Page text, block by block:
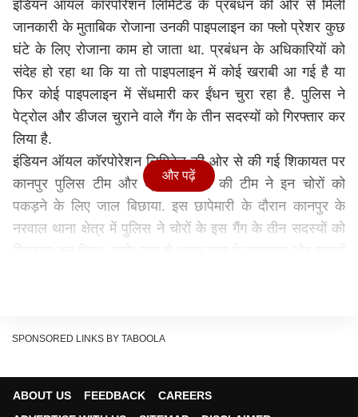
इंडियन ऑयल कॉरपोरेशन लिमिटेड के प्रबंधन की ओर से मिली
जानकारी के मुताबिक रोजाना उनकी पाइपलाइन का फ्लो प्रेशर कुछ
घंटे के लिए रोजाना काम हो जाता था. प्रबंधन के अधिकारियों को
संदेह हो रहा था कि या तो पाइपलाइन में कोई खराबी आ गई है या
फिर कोई पाइपलाइन में सेंधमारी कर ईंधन चुरा रहा है. पुलिस ने
पेट्रोल और डीजल चुराने वाले गैंग के तीन सदस्यों को गिरफ्तार कर
लिया है.
इंडियन ऑयल कॉरपोरेशन लिमिटेड की ओर से की गई शिकायत पर
कानपुर पुलिस टीम और क्राइम ब्रांच की टीम ने इन चोरों को
पकड़ने के लिए जाल बिछाया. इस छापेमारी के दौरान कानपुर के
नरवाल थाना क्षेत्र में पुलिस ने चोरों के इस गैंग के तीन सदस्यों को
अभियुक्त कासगंज के रहने वाले बताए जा रहे हैं. पुलिस इनका
और पढ़ें
SPONSORED LINKS BY TABOOLA
ABOUT US FEEDBACK
CAREERS